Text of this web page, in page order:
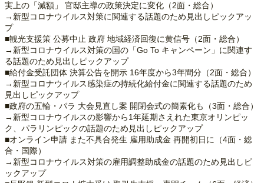
実上の「減額」 官邸主導の政策決定に変化（2面・総合）
→新型コロナウイルス対策に関連する話題のため見出しピックアッ
プ
■観光支援策 公募中止 政府 地域経済回復に黄信号（2面・総合）
→新型コロナウイルス対策の国の「Go To キャンペーン」に関連す
る話題のため見出しピックアップ
■給付金受託団体 決算公告を開示 16年度から3年間分（2面・総合）
→新型コロナウイルス感染症の持続化給付金に関連する話題のため
見出しピックアップ
■政府の五輪・パラ 大会見直し案 開閉会式の簡素化も（3面・総合）
→新型コロナウイルスの影響から1年延期さえれた東京オリンピッ
ク、パラリンピックの話題のため見出しピックアップ
■オンライン申請 また不具合発生 雇用助成金 再開初日に（4面・総
合・国際）
→新型コロナウイルス対策の雇用調整助成金の話題のため見出しピ
ックアップ